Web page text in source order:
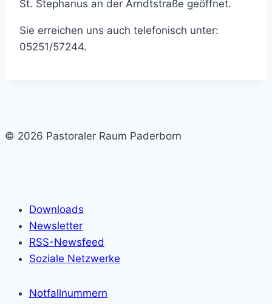
St. Stephanus an der Arndtstraße geöffnet.
Sie erreichen uns auch telefonisch unter:
05251/57244.
© 2026 Pastoraler Raum Paderborn
Downloads
Newsletter
RSS-Newsfeed
Soziale Netzwerke
Notfallnummern